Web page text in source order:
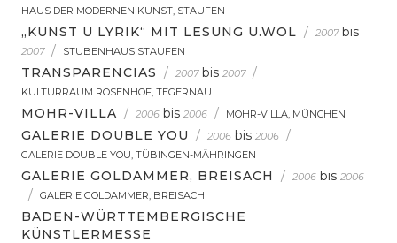
HAUS DER MODERNEN KUNST, STAUFEN
„KUNST U LYRIK“ MIT LESUNG U.WOL / 2007 bis
2007 / STUBENHAUS STAUFEN
TRANSPARENCIAS / 2007 bis 2007 /
KULTURRAUM ROSENHOF, TEGERNAU
MOHR-VILLA / 2006 bis 2006 / MOHR-VILLA, MÜNCHEN
GALERIE DOUBLE YOU / 2006 bis 2006 /
GALERIE DOUBLE YOU, TÜBINGEN-MÄHRINGEN
GALERIE GOLDAMMER, BREISACH / 2006 bis 2006
/ GALERIE GOLDAMMER, BREISACH
BADEN-WÜRTTEMBERGISCHE
KÜNSTLERMESSE